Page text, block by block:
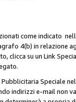
come indicato
4(b) in relazione
clicca su un Link
Speciale
indirizzi e-mail non